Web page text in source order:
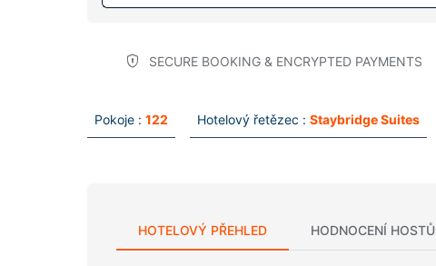
SECURE BOOKING & ENCRYPTED PAYMENTS
Pokoje : 122 Hotelový řetězec : Staybridge Suites
HOTELOVÝ PŘEHLED HODNOCENÍ HOSTŮ